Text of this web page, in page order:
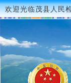
欢迎光临茂县人民